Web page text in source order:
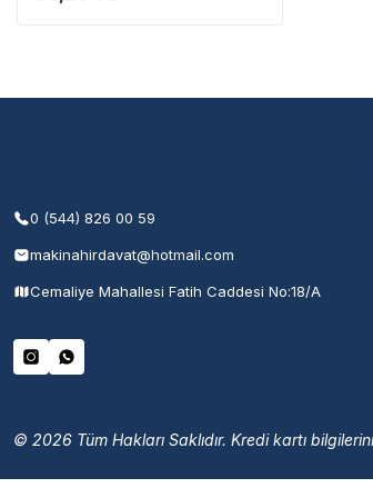
0 (544) 826 00 59
makinahirdavat@hotmail.com
Cemaliye Mahallesi Fatih Caddesi No:18/A
© 2026 Tüm Hakları Saklıdır. Kredi kartı